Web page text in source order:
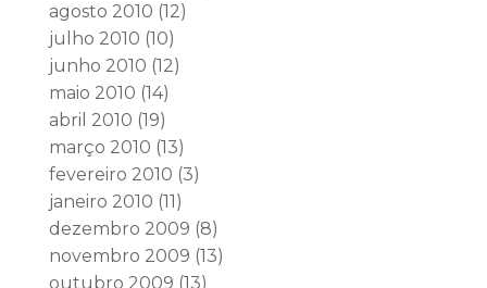
agosto 2010 (12)
julho 2010 (10)
junho 2010 (12)
maio 2010 (14)
abril 2010 (19)
março 2010 (13)
fevereiro 2010 (3)
janeiro 2010 (11)
dezembro 2009 (8)
novembro 2009 (13)
outubro 2009 (13)